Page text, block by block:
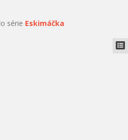
série Eskimáčka